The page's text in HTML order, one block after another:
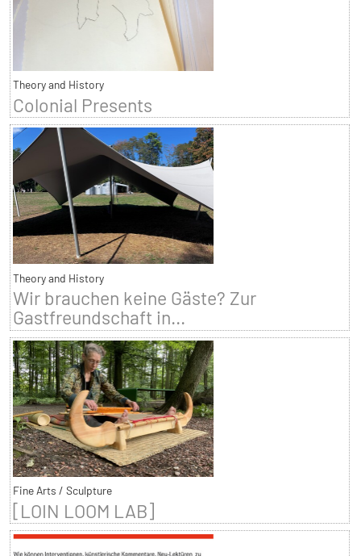
Theory and History
Colonial Presents
Theory and History
Wir brauchen keine Gäste? Zur
Gastfreundschaft in...
Fine Arts / Sculpture
[LOIN LOOM LAB]